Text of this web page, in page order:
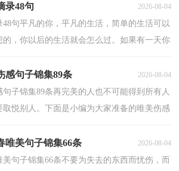
录48句 2026-08-04
句平凡的你，平凡的生活，简单的生活可以
的，你以后的生活就会怎么过。如果有一天你
感句子锦集89条 2026-08-04
句子锦集89条再完美的人也不可能得到所有人
取悦别人。下面是小编为大家准备的唯美伤感
唯美句子锦集66条 2026-08-04
美句子锦集66条不要为失去的东西而忧伤，而